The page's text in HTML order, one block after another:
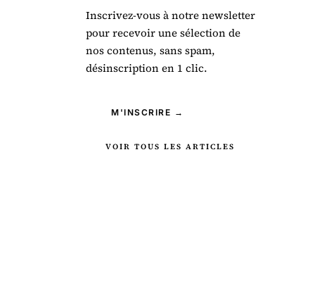
Inscrivez-vous à notre newsletter
pour recevoir une sélection de
nos contenus, sans spam,
désinscription en 1 clic.
M'INSCRIRE →
VOIR TOUS LES ARTICLES